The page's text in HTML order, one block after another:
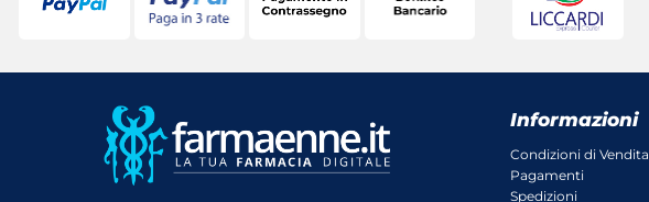
Informazioni
Condizioni di Vendita
Pagamenti
Spedizioni